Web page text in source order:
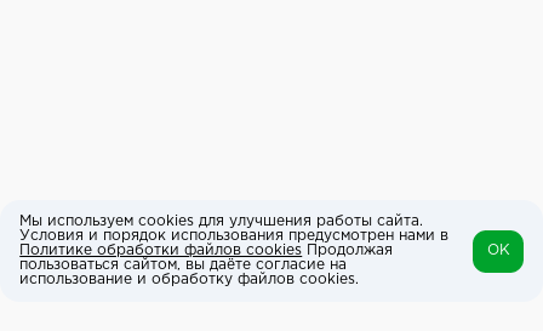
Мы используем cookies для улучшения работы сайта.
Условия и порядок использования предусмотрен нами в
Политике обработки файлов cookies Продолжая
пользоваться сайтом, вы даёте согласие на
использование и обработку файлов cookies.
OK